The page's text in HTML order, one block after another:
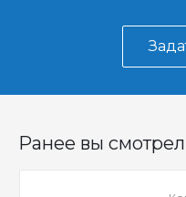
Ранее вы